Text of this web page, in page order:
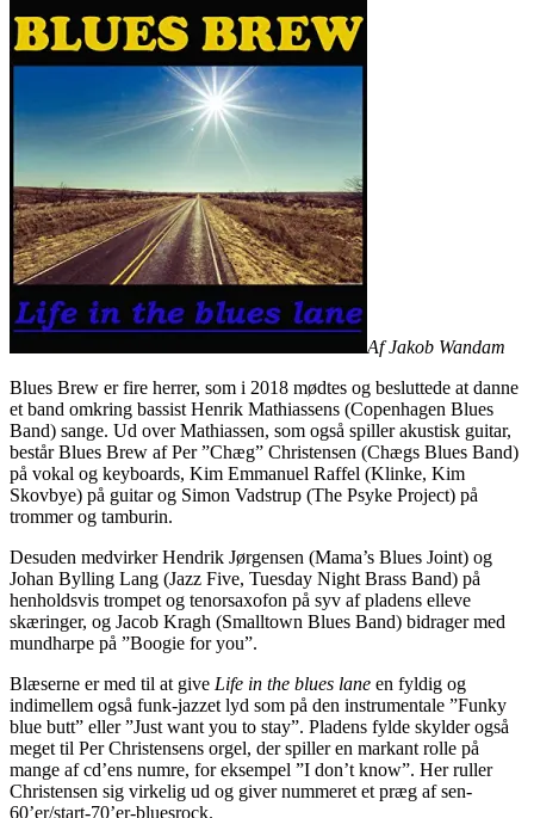
Af Jakob Wandam
Blues Brew er fire herrer, som i 2018 mødtes og besluttede at danne
et band omkring bassist Henrik Mathiassens (Copenhagen Blues
Band) sange. Ud over Mathiassen, som også spiller akustisk guitar,
består Blues Brew af Per ”Chæg” Christensen (Chægs Blues Band)
på vokal og keyboards, Kim Emmanuel Raffel (Klinke, Kim
Skovbye) på guitar og Simon Vadstrup (The Psyke Project) på
trommer og tamburin.
Desuden medvirker Hendrik Jørgensen (Mama’s Blues Joint) og
Johan Bylling Lang (Jazz Five, Tuesday Night Brass Band) på
henholdsvis trompet og tenorsaxofon på syv af pladens elleve
skæringer, og Jacob Kragh (Smalltown Blues Band) bidrager med
mundharpe på ”Boogie for you”.
Blæserne er med til at give Life in the blues lane en fyldig og
indimellem også funk-jazzet lyd som på den instrumentale ”Funky
blue butt” eller ”Just want you to stay”. Pladens fylde skylder også
meget til Per Christensens orgel, der spiller en markant rolle på
mange af cd’ens numre, for eksempel ”I don’t know”. Her ruller
Christensen sig virkelig ud og giver nummeret et præg af sen-
60’er/start-70’er-bluesrock.